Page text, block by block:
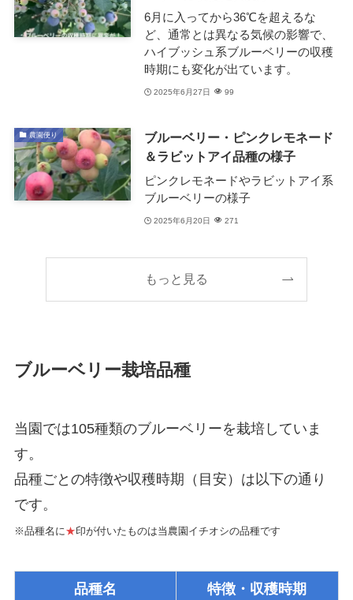
6月に入ってから36℃を超えるな
ど、通常とは異なる気候の影響で、
ハイブッシュ系ブルーベリーの収穫
時期にも変化が出ています。
2025年6月27日 99
農園便り
ブルーベリー・ピンクレモネード
＆ラビットアイ品種の様子
ピンクレモネードやラビットアイ系
ブルーベリーの様子
2025年6月20日 271
もっと見る
ブルーベリー栽培品種
当園では105種類のブルーベリーを栽培していま
す。
品種ごとの特徴や収穫時期（目安）は以下の通り
です。
※品種名に★印が付いたものは当農園イチオシの品種です
品種名 特徴・収穫時期